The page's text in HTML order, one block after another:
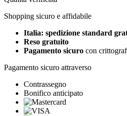
Shopping sicuro e affidabile
Italia: spedizione standard
Reso gratuito
Pagamento sicuro con
Pagamento sicuro attraverso
Contrassegno
Bonifico anticipato